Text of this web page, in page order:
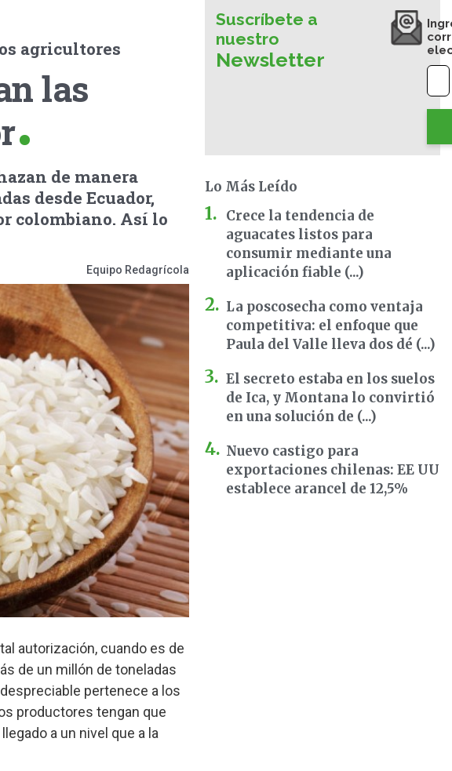
agricultores
las
de manera
desde Ecuador,
colombiano. Así lo
Equipo Redagrícola
autorización, cuando es de
de un millón de toneladas
pertenece a los
productores tengan que
a un nivel que a la
Suscríbete a
nuestro
Newsletter
Lo Más Leído
Crece la tendencia de
aguacates listos para
consumir mediante una
aplicación fiable (...)
La poscosecha como ventaja
competitiva: el enfoque que
Paula del Valle lleva dos dé (...)
El secreto estaba en los suelos
de Ica, y Montana lo convirtió
en una solución de (...)
Nuevo castigo para
exportaciones chilenas: EE UU
establece arancel de 12,5%